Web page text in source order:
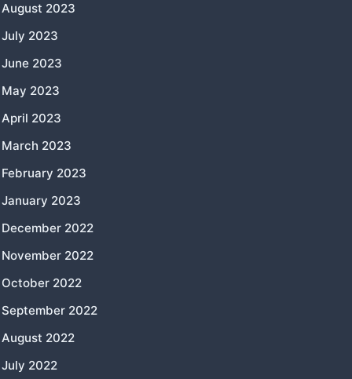
August 2023
July 2023
June 2023
May 2023
April 2023
March 2023
February 2023
January 2023
December 2022
November 2022
October 2022
September 2022
August 2022
July 2022